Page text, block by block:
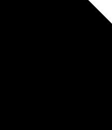
все сделала в срок, да и